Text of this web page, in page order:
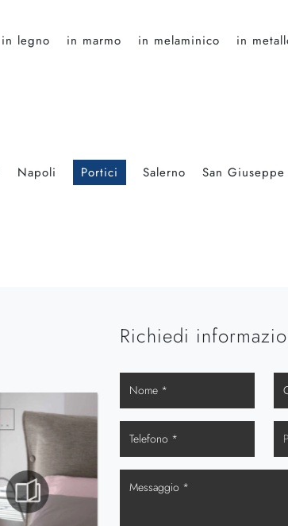
in legno in marmo in melaminico
in
Napoli Portici Salerno
San
Richiedi